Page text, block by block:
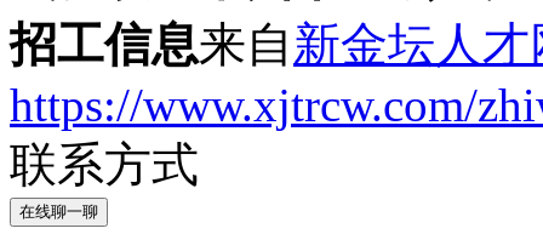
招工信息来自新金坛人才
https://www.xjtrcw.com/
联系方式
在线聊一聊